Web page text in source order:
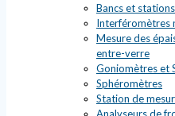
Bancs et
Interféromètres
Mesure des
entre-verre
Goniomètres et
Sphéromètres
Station de
Analyseurs de